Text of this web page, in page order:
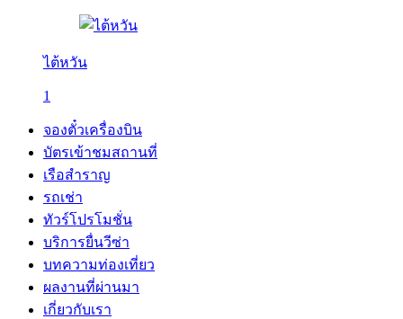
ไต้หวัน
1
จองตั๋วเครื่องบิน
บัตรเข้าชมสถานที่
เรือสำราญ
รถเช่า
ทัวร์โปรโมชั่น
บริการยื่นวีซ่า
บทความท่องเที่ยว
ผลงานที่ผ่านมา
เกี่ยวกับเรา